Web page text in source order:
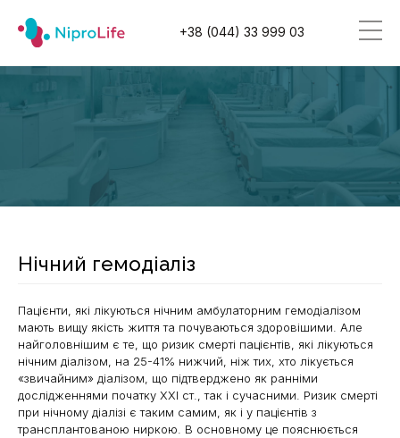
+38 (044) 33 999 03
Нічний гемодіаліз
Пацієнти, які лікуються нічним амбулаторним гемодіалізом
мають вищу якість життя та почуваються здоровішими. Але
найголовнішим є те, що ризик смерті пацієнтів, які лікуються
нічним діалізом, на 25-41% нижчий, ніж тих, хто лікується
«звичайним» діалізом, що підтверджено як ранніми
дослідженнями початку ХХІ ст., так і сучасними. Ризик смерті
при нічному діалізі є таким самим, як і у пацієнтів з
трансплантованою ниркою. В основному це пояснюється